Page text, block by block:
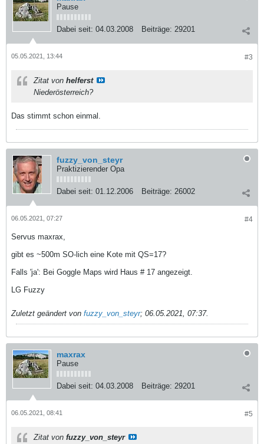
Pause
Dabei seit: 04.03.2008 Beiträge: 29201
#3
05.05.2021, 13:44
Zitat von helferst
Niederösterreich?
Das stimmt schon einmal.
fuzzy_von_steyr
Praktizierender Opa
Dabei seit: 01.12.2006 Beiträge: 26002
#4
06.05.2021, 07:27
Servus maxrax,
gibt es ~500m SO-lich eine Kote mit QS=17?
Falls 'ja': Bei Goggle Maps wird Haus # 17 angezeigt.
LG Fuzzy
Zuletzt geändert von fuzzy_von_steyr; 06.05.2021, 07:37.
maxrax
Pause
Dabei seit: 04.03.2008 Beiträge: 29201
#5
06.05.2021, 08:41
Zitat von fuzzy_von_steyr